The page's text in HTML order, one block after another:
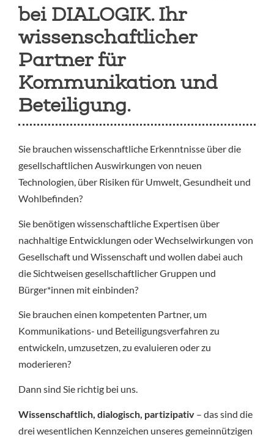
bei DIALOGIK. Ihr
wissenschaftlicher
Partner für
Kommunikation und
Beteiligung.
Sie brauchen wissenschaftliche Erkenntnisse über die
gesellschaftlichen Auswirkungen von neuen
Technologien, über Risiken für Umwelt, Gesundheit und
Wohlbefinden?
Sie benötigen wissenschaftliche Expertisen über
nachhaltige Entwicklungen oder Wechselwirkungen von
Gesellschaft und Wissenschaft und wollen dabei auch
die Sichtweisen gesellschaftlicher Gruppen und
Bürger*innen mit einbinden?
Sie brauchen einen kompetenten Partner, um
Kommunikations- und Beteiligungsverfahren zu
entwickeln, umzusetzen, zu evaluieren oder zu
moderieren?
Dann sind Sie richtig bei uns.
Wissenschaftlich, dialogisch, partizipativ – das sind die
drei wesentlichen Kennzeichen unseres gemeinnützigen